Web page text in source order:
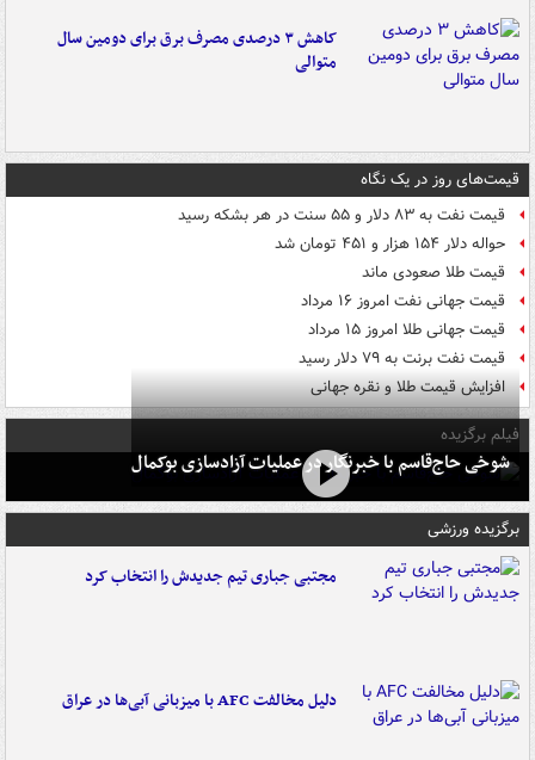
کاهش ۳ درصدی مصرف برق برای دومین سال
متوالی
قیمت‌های روز در یک نگاه
قیمت نفت به ۸۳ دلار و ۵۵ سنت در هر بشکه رسید
حواله دلار ۱۵۴ هزار و ۴۵۱ تومان شد
قیمت طلا صعودی ماند
قیمت جهانی نفت امروز ۱۶ مرداد
قیمت جهانی طلا امروز ۱۵ مرداد
قیمت نفت برنت به ۷۹ دلار رسید
افزایش قیمت طلا و نقره جهانی
فیلم برگزیده
شوخی حاج‌قاسم با خبرنگار در عملیات آزادسازی بوکمال
برگزیده ورزشی
مجتبی جباری تیم جدیدش را انتخاب کرد
دلیل مخالفت AFC با میزبانی آبی‌ها در عراق